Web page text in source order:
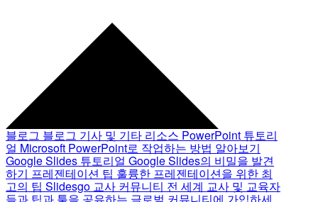
블로그 블로그 기사 및 기타 리소스 PowerPoint 튜토리
얼 Microsoft PowerPoint로 작업하는 방법 알아보기
Google Slides 튜토리얼 Google Slides의 비밀을 발견
하기 프레젠테이션 팁 훌륭한 프레젠테이션을 위한 최
고의 팁 Slidesgo 교사 커뮤니티 전 세계 교사 및 교육자